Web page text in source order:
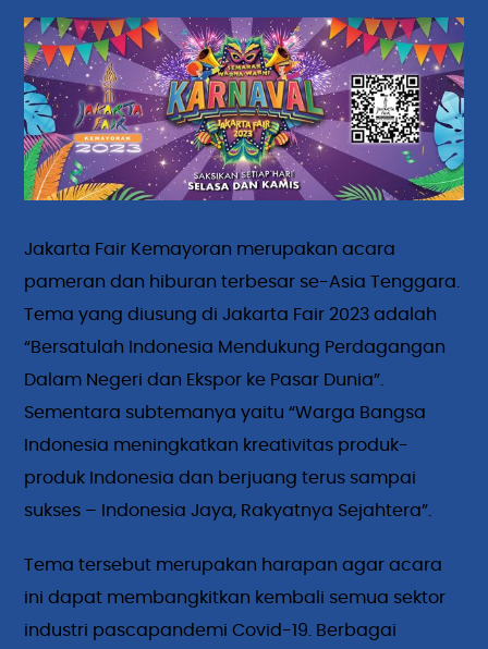
Jakarta Fair Kemayoran merupakan acara
pameran dan hiburan terbesar se-Asia Tenggara.
Tema yang diusung di Jakarta Fair 2023 adalah
“Bersatulah Indonesia Mendukung Perdagangan
Dalam Negeri dan Ekspor ke Pasar Dunia”.
Sementara subtemanya yaitu “Warga Bangsa
Indonesia meningkatkan kreativitas produk-
produk Indonesia dan berjuang terus sampai
sukses – Indonesia Jaya, Rakyatnya Sejahtera”.
Tema tersebut merupakan harapan agar acara
ini dapat membangkitkan kembali semua sektor
industri pascapandemi Covid-19. Berbagai